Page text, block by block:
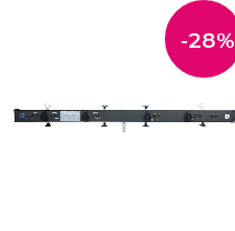
-28%